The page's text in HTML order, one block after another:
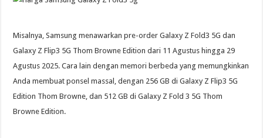
Misalnya, Samsung menawarkan pre-order Galaxy Z Fold3 5G dan
Galaxy Z Flip3 5G Thom Browne Edition dari 11 Agustus hingga 29
Agustus 2025. Cara lain dengan memori berbeda yang memungkinkan
Anda membuat ponsel massal, dengan 256 GB di Galaxy Z Flip3 5G
Edition Thom Browne, dan 512 GB di Galaxy Z Fold 3 5G Thom
Browne Edition.